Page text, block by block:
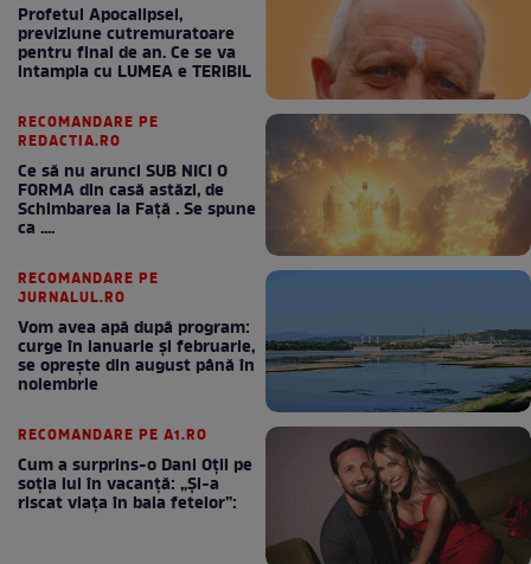
Profetul Apocalipsei,
previziune cutremuratoare
pentru final de an. Ce se va
intampla cu LUMEA e TERIBIL
RECOMANDARE PE
REDACTIA.RO
Ce să nu arunci SUB NICI O
FORMA din casă astăzi, de
Schimbarea la Față . Se spune
ca ....
RECOMANDARE PE
JURNALUL.RO
Vom avea apă după program:
curge în ianuarie și februarie,
se oprește din august până în
noiembrie
RECOMANDARE PE A1.RO
Cum a surprins-o Dani Oțil pe
soția lui în vacanță: „Și-a
riscat viața în baia fetelor”: